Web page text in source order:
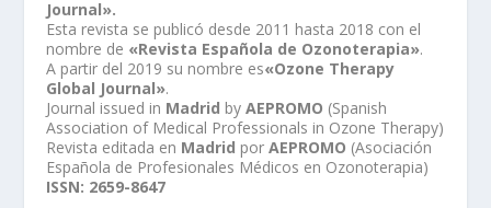
Journal».
Esta revista se publicó desde 2011 hasta 2018 con el
nombre de «Revista Española de Ozonoterapia».
A partir del 2019 su nombre es«Ozone Therapy
Global Journal».
Journal issued in Madrid byAEPROMO (Spanish
Association of Medical Professionals in Ozone Therapy)
Revista editada en Madrid porAEPROMO (Asociación
Española de Profesionales Médicos en Ozonoterapia)
ISSN: 2659-8647